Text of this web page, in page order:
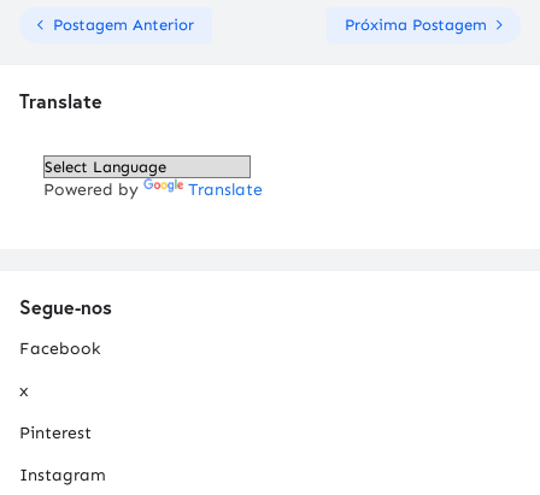
Postagem Anterior Próxima Postagem
Translate
Powered by Translate
Segue-nos
Facebook
x
Pinterest
Instagram